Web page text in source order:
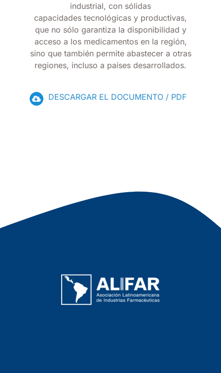
industrial, con sólidas
capacidades tecnológicas y productivas,
que no sólo garantiza la disponibilidad y
acceso a los medicamentos en la región,
sino que también permite abastecer a otras
regiones, incluso a países desarrollados.
DESCARGAR EL DOCUMENTO / PDF